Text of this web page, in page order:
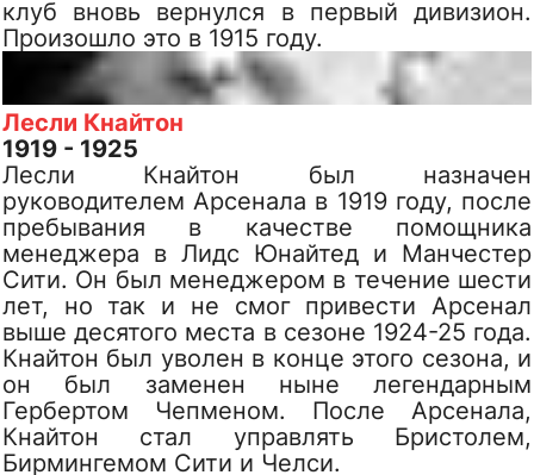
клуб вновь вернулся в первый дивизион.
Произошло это в 1915 году.
Лесли Кнайтон
1919 - 1925
Лесли Кнайтон был назначен
руководителем Арсенала в 1919 году, после
пребывания в качестве помощника
менеджера в Лидс Юнайтед и Манчестер
Сити. Он был менеджером в течение шести
лет, но так и не смог привести Арсенал
выше десятого места в сезоне 1924-25 года.
Кнайтон был уволен в конце этого сезона, и
он был заменен ныне легендарным
Гербертом Чепменом. После Арсенала,
Кнайтон стал управлять Бристолем,
Бирмингемом Сити и Челси.